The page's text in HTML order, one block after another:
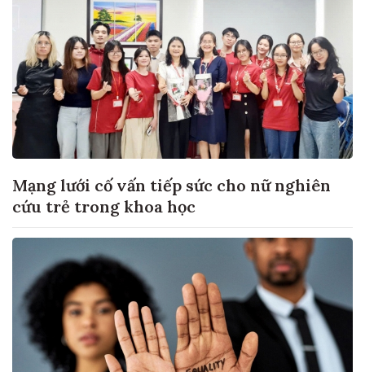
Mạng lưới cố vấn tiếp sức cho nữ nghiên
cứu trẻ trong khoa học